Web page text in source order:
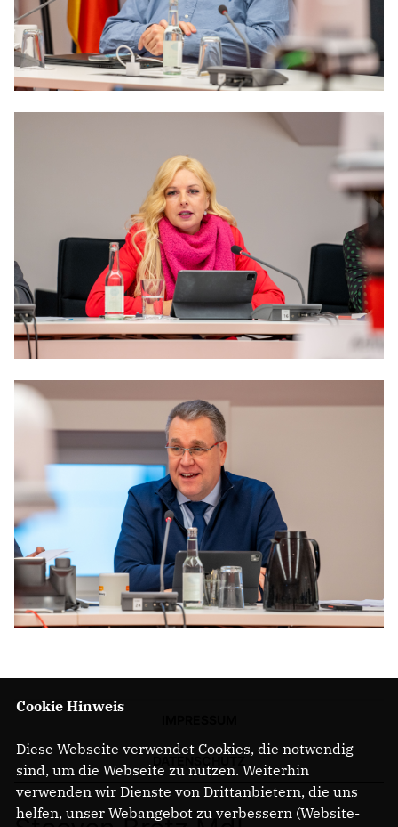
Cookie Hinweis
Diese Webseite verwendet Cookies, die notwendig
sind, um die Webseite zu nutzen. Weiterhin
verwenden wir Dienste von Drittanbietern, die uns
helfen, unser Webangebot zu verbessern (Website-